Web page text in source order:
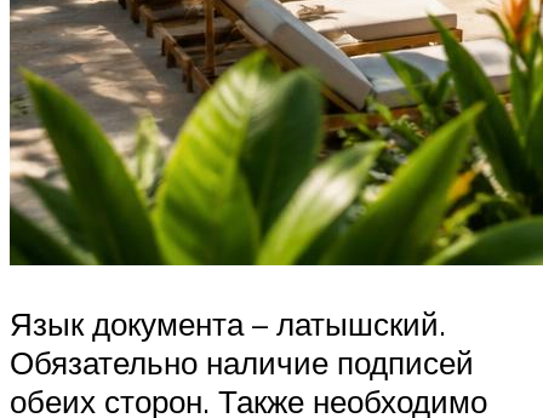
Язык документа – латышский.
Обязательно наличие подписей
обеих сторон. Также необходимо